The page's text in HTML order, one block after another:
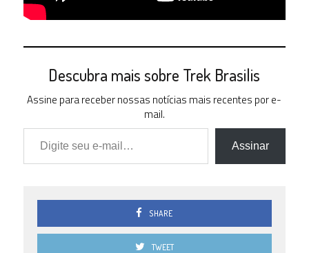
Descubra mais sobre Trek Brasilis
Assine para receber nossas notícias mais recentes por e-
mail.
Digite seu e-mail…
Assinar
SHARE
TWEET